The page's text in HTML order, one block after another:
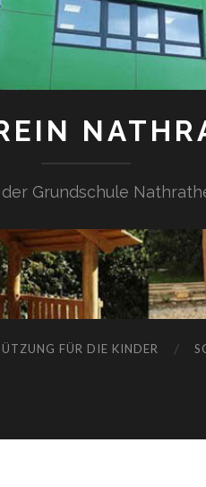
Grundschule
FÜR DIE KINDER